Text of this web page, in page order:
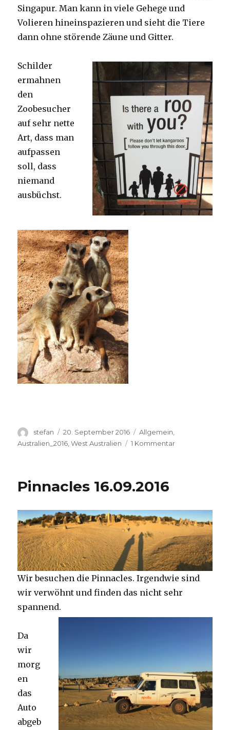
Singapur. Man kann in viele Gehege und
Volieren hineinspazieren und sieht die Tiere
dann ohne störende Zäune und Gitter.
Schilder
ermahnen
den
Zoobesucher
auf sehr nette
Art, dass man
aufpassen
soll, dass
niemand
ausbüchst.
Autor
stefan
Veröffentlicht
am
20. September 2016 Kategorien
Allgemein,
Australien_2016 ,West Australien 1 Kommentarzu
Pinnacles 16.09.2016
Wir besuchen die Pinnacles. Irgendwie sind
wir verwöhnt und finden das nicht sehr
spannend.
Da
wir
morg
en
das
Auto
abgeb